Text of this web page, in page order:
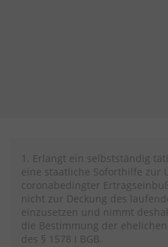
1. Erlangt ein selbstständig
eine staatliche Soforthilfe zur
coronabedingter
nicht zur Deckung des
einzusetzen und nimmt
die Bestimmung der
des § 1578 I BGB.